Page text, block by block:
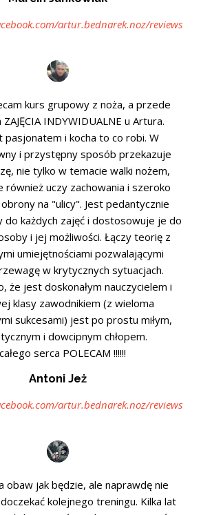
artur.bednarek.noz/reviews
kurs grupowy z noża, a przede
INDYWIDUALNE u Artura.
i kocha to co robi. W
i przystępny sposób przekazuje
nie tylko w temacie walki nożem,
również uczy zachowania i szeroko
na "ulicy". Jest pedantycznie
każdych zajęć i dostosowuje je do
i jej możliwości. Łączy teorię z
umiejętnościami pozwalającymi
w krytycznych sytuacjach.
że jest doskonałym nauczycielem i
klasy zawodnikiem (z wieloma
sukcesami) jest po prostu miłym,
i dowcipnym chłopem.
serca POLECAM !!!!!!
Antoni Jeż
artur.bednarek.noz/reviews
obaw jak będzie, ale naprawdę nie
kolejnego treningu. Kilka lat